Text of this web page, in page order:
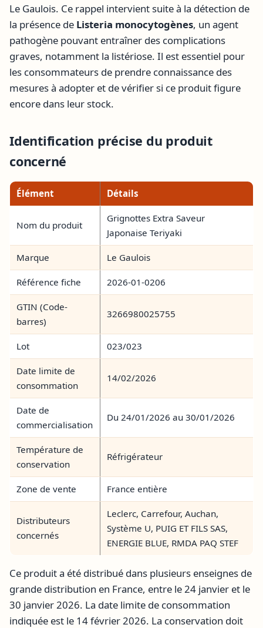
Le Gaulois. Ce rappel intervient suite à la détection de
la présence de Listeria monocytogènes, un agent
pathogène pouvant entraîner des complications
graves, notamment la listériose. Il est essentiel pour
les consommateurs de prendre connaissance des
mesures à adopter et de vérifier si ce produit figure
encore dans leur stock.
Identification précise du produit
concerné
Élément Détails
Nom du produit
Grignottes Extra Saveur
Japonaise Teriyaki
Marque Le Gaulois
Référence fiche 2026-01-0206
GTIN (Code-
barres)
3266980025755
Lot 023/023
Date limite de
consommation
14/02/2026
Date de
commercialisation
Du 24/01/2026 au 30/01/2026
Température de
conservation
Réfrigérateur
Zone de vente France entière
Distributeurs
concernés
Leclerc, Carrefour, Auchan,
Système U, PUIG ET FILS SAS,
ENERGIE BLUE, RMDA PAQ STEF
Ce produit a été distribué dans plusieurs enseignes de
grande distribution en France, entre le 24 janvier et le
30 janvier 2026. La date limite de consommation
indiquée est le 14 février 2026. La conservation doit